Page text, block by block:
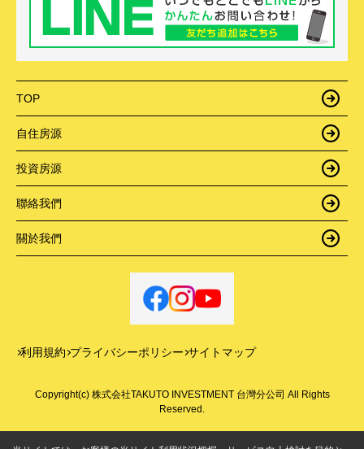
TOP
自住房源
投資房源
聯絡我們
關於我們
利用規約 プライバシーポリシー サイトマップ
Copyright(c) 株式会社TAKUTO INVESTMENT 台灣分公司 All Rights
Reserved.